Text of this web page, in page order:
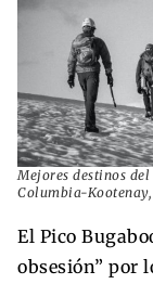
Mejores destinos
Columbia-Kootenay,
El Pico
obsesión” por